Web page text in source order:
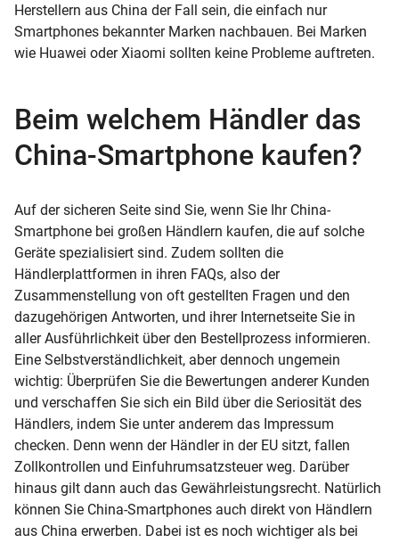
Herstellern aus China der Fall sein, die einfach nur
Smartphones bekannter Marken nachbauen. Bei Marken
wie Huawei oder Xiaomi sollten keine Probleme auftreten.
Beim welchem Händler das
China-Smartphone kaufen?
Auf der sicheren Seite sind Sie, wenn Sie Ihr China-
Smartphone bei großen Händlern kaufen, die auf solche
Geräte spezialisiert sind. Zudem sollten die
Händlerplattformen in ihren FAQs, also der
Zusammenstellung von oft gestellten Fragen und den
dazugehörigen Antworten, und ihrer Internetseite Sie in
aller Ausführlichkeit über den Bestellprozess informieren.
Eine Selbstverständlichkeit, aber dennoch ungemein
wichtig: Überprüfen Sie die Bewertungen anderer Kunden
und verschaffen Sie sich ein Bild über die Seriosität des
Händlers, indem Sie unter anderem das Impressum
checken. Denn wenn der Händler in der EU sitzt, fallen
Zollkontrollen und Einfuhrumsatzsteuer weg. Darüber
hinaus gilt dann auch das Gewährleistungsrecht. Natürlich
können Sie China-Smartphones auch direkt von Händlern
aus China erwerben. Dabei ist es noch wichtiger als bei